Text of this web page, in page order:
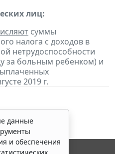
лиц:
суммы
налога с доходов в
нетрудоспособности
за больным ребенком) и
2019 г.
данные
и обеспечения